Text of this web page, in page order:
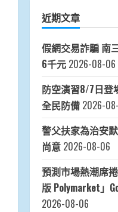
近期文章
假網交易詐騙 南
6千元 2026-08-06
防空演習8/7日登
全民防備 2026-
警父扶家為治安
尚意 2026-08-06
預測市場熱潮席
版 Polymarket」
2026-08-06